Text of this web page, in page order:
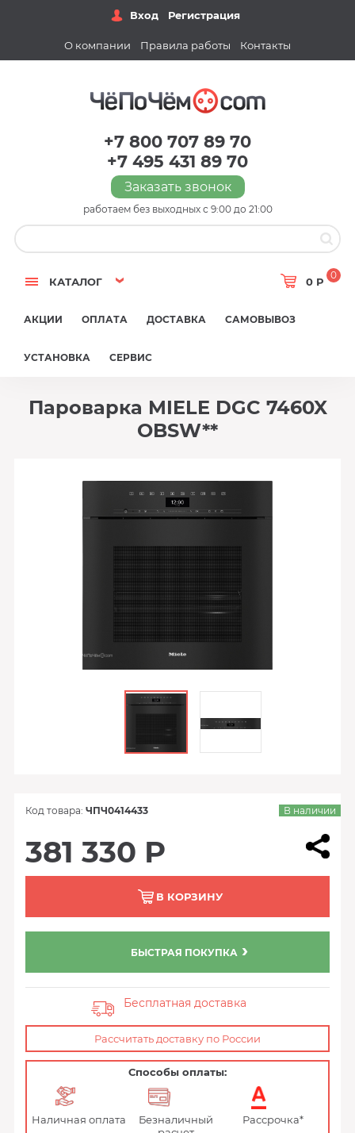
Вход Регистрация
О компании Правила работы Контакты
+7 800 707 89 70
+7 495 431 89 70
Заказать звонок
работаем без выходных с 9:00 до 21:00
КАТАЛОГ 0 Р
0
АКЦИИ ОПЛАТА ДОСТАВКА САМОВЫВОЗ
УСТАНОВКА СЕРВИС
Пароварка MIELE DGC 7460X
OBSW**
Код товара: ЧПЧ0414433 В наличии
381 330 Р
В КОРЗИНУ
БЫСТРАЯ ПОКУПКА
Бесплатная доставка
Рассчитать доставку по России
Способы оплаты:
Наличная оплата
Безналичный
Рассрочка*